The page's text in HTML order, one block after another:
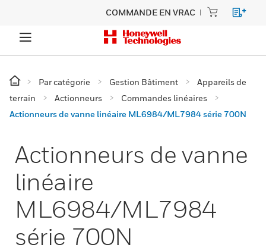
COMMANDE EN VRAC
Par catégorie Gestion Bâtiment
Appareils de
terrain
Actionneurs
Commandes linéaires
Actionneurs de vanne linéaire ML6984/ML7984 série 700N
Actionneurs de vanne
linéaire
ML6984/ML7984
série 700N